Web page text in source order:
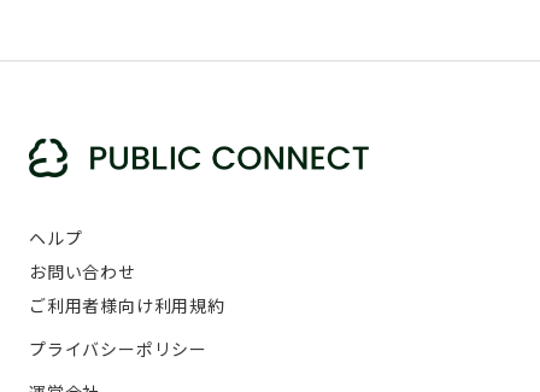
ヘルプ
お問い合わせ
ご利用者様向け利用規約
プライバシーポリシー